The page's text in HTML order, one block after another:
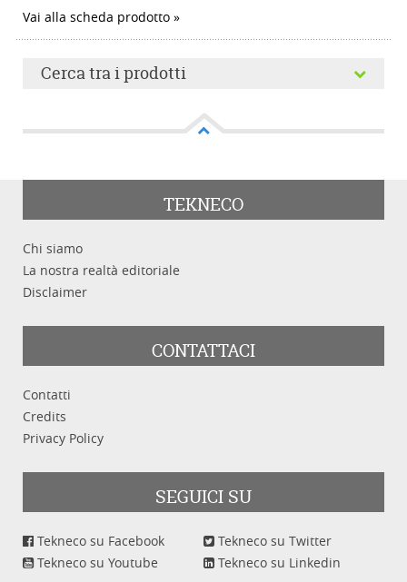
Vai alla scheda prodotto
Cerca tra i prodotti
Cerca tra i prodotti
Categoria
TEKNECO
Chi siamo
La nostra realtà editoriale
Disclaimer
CONTATTACI
Contatti
Credits
Privacy Policy
SEGUICI SU
Tekneco su Facebook
Tekneco su Twitter
Tekneco su Youtube
Tekneco su Linkedin